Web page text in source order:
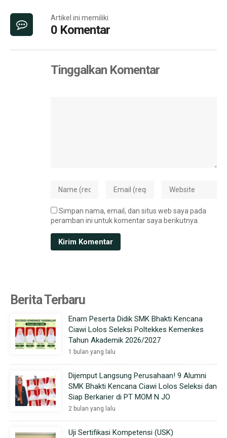
Artikel ini memiliki
0 Komentar
Tinggalkan Komentar
Simpan nama, email, dan situs web saya pada
peramban ini untuk komentar saya berikutnya.
Berita Terbaru
Enam Peserta Didik SMK Bhakti Kencana
Ciawi Lolos Seleksi Poltekkes Kemenkes
Tahun Akademik 2026/2027
1 bulan yang lalu
Dijemput Langsung Perusahaan! 9 Alumni
SMK Bhakti Kencana Ciawi Lolos Seleksi dan
Siap Berkarier di PT MOM N JO
2 bulan yang lalu
Uji Sertifikasi Kompetensi (USK)